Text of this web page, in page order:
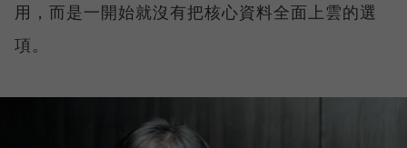
用，而是一開始就沒有把核心資料全面上雲的選
項。